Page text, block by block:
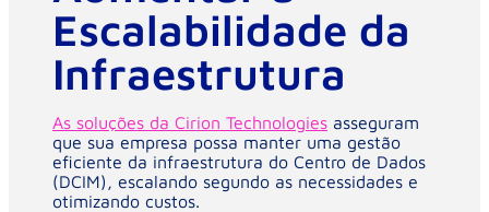
Escalabilidade da
Infraestrutura
As soluções da Cirion Technologies asseguram
que sua empresa possa manter uma gestão
eficiente da infraestrutura do Centro de Dados
(DCIM), escalando segundo as necessidades e
otimizando custos.